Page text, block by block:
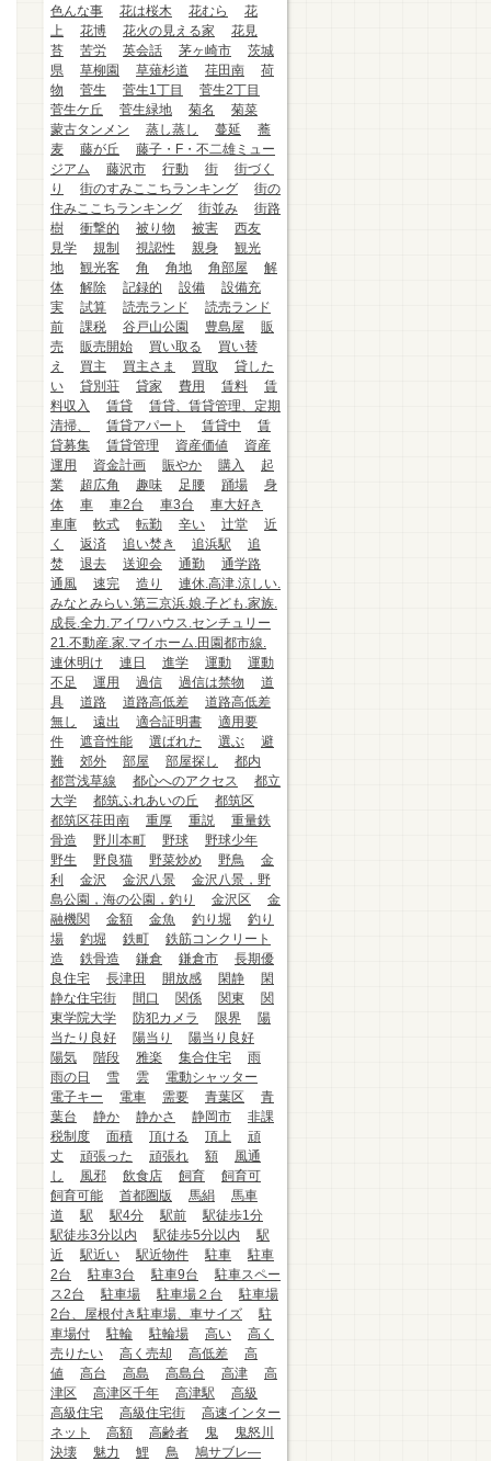
色んな事
花は桜木 花むら
花
上
花博 花火の見える家
花見
苔
苦労 英会話 茅ヶ崎市
茨城
県
草柳園 草薙杉道 荏田南
荷
物
菅生 菅生1丁目
菅生2丁目
菅生ケ丘
菅生緑地 菊名
菊菜
蒙古タンメン
蒸し蒸し 蔓延
蕎
麦
藤が丘
藤子・F・不二雄ミュー
ジアム
藤沢市 行動 街
街づく
り
街のすみここちランキング
街の
住みここちランキング
街並み
街路
樹
衝撃的 被り物 被害
西友
見学
規制 視認性 親身
観光
地
観光客 角 角地 角部屋
解
体
解除 記録的 設備
設備充
実
試算 読売ランド
読売ランド
前
課税 谷戸山公園 豊島屋
販
売
販売開始 買い取る
買い替
え
買主 買主さま 買取
貸した
い
貸別荘 貸家 費用 賃料
賃
料収入
賃貸
賃貸、賃貸管理、定期
清掃、
賃貸アパート 賃貸中
賃
貸募集
賃貸管理 資産価値
資産
運用
資金計画 賑やか 購入
起
業
超広角 趣味 足腰 踊場
身
体
車 車2台 車3台
車大好き
車庫
軟式 転勤 辛い 辻堂
近
く
返済 追い焚き 追浜駅
追
焚
退去 送迎会 通勤
通学路
通風
速完 造り
連休.高津.涼しい.
みなとみらい.第三京浜.娘.子ども.家族.
成長.全力.アイワハウス.センチュリー
21.不動産.家.マイホーム.田園都市線.
連休明け
連日 進学 運動
運動
不足
運用 過信 過信は禁物
道
具
道路 道路高低差
道路高低差
無し
遠出 適合証明書
適用要
件
遮音性能 選ばれた 選ぶ
避
難
郊外 部屋 部屋探し
都内
都営浅草線
都心へのアクセス
都立
大学
都筑ふれあいの丘
都筑区
都筑区荏田南
重厚 重説
重量鉄
骨造
野川本町 野球
野球少年
野生
野良猫 野菜炒め 野鳥
金
利
金沢 金沢八景
金沢八景，野
島公園，海の公園，釣り
金沢区
金
融機関
金額 金魚 釣り堀
釣り
場
釣堀 鉄町
鉄筋コンクリート
造
鉄骨造 鎌倉 鎌倉市
長期優
良住宅
長津田 開放感 閑静
閑
静な住宅街
間口 関係 関東
関
東学院大学
防犯カメラ 限界
陽
当たり良好
陽当り
陽当り良好
陽気
階段 雅楽 集合住宅
雨
雨の日
雪 雲
電動シャッター
電子キー
電車 需要 青葉区
青
葉台
静か 静かさ 静岡市
非課
税制度
面積 頂ける 頂上
頑
丈
頑張った 頑張れ 額
風通
し
風邪 飲食店 飼育
飼育可
飼育可能
首都圏版 馬絹
馬車
道
駅 駅4分 駅前
駅徒歩1分
駅徒歩3分以内
駅徒歩5分以内
駅
近
駅近い 駅近物件 駐車
駐車
2台
駐車3台 駐車9台
駐車スペー
ス2台
駐車場 駐車場２台
駐車場
2台、屋根付き駐車場、車サイズ
駐
車場付
駐輪 駐輪場 高い
高く
売りたい
高く売却 高低差
高
値
高台 高島 高島台 高津
高
津区
高津区千年 高津駅
高級
高級住宅
高級住宅街
高速インター
ネット
高額 高齢者 鬼
鬼怒川
決壊
魅力 鯉 鳥
鳩サブレ―